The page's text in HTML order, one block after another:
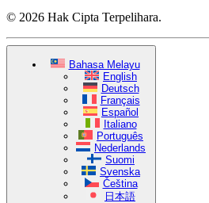
© 2026 Hak Cipta Terpelihara.
Bahasa Melayu
English
Deutsch
Français
Español
Italiano
Português
Nederlands
Suomi
Svenska
Čeština
日本語